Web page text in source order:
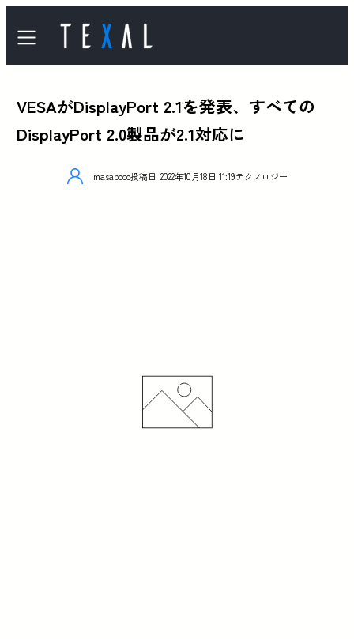
VESAがDisplayPort 2.1を発表、すべての
DisplayPort 2.0製品が2.1対応に
masapoco投稿日 2022年10月18日 11:19テクノロジー